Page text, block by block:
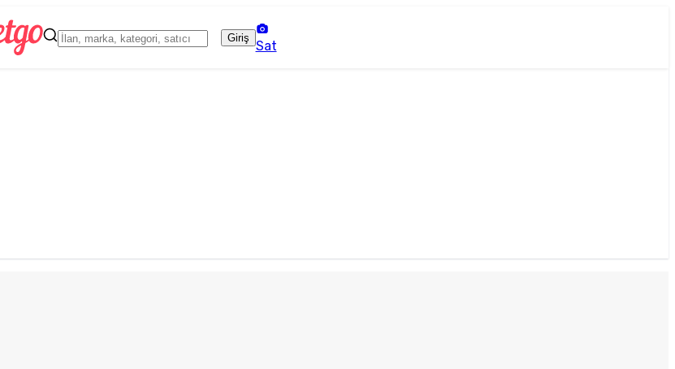
Giriş
Sat